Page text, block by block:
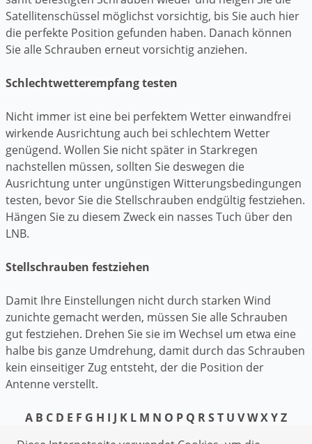
Satellitenschüssel möglichst vorsichtig, bis Sie auch hier
die perfekte Position gefunden haben. Danach können
Sie alle Schrauben erneut vorsichtig anziehen.
Schlechtwetterempfang testen
Nicht immer ist eine bei perfektem Wetter einwandfrei
wirkende Ausrichtung auch bei schlechtem Wetter
genügend. Wollen Sie nicht später in Starkregen
nachstellen müssen, sollten Sie deswegen die
Ausrichtung unter ungünstigen Witterungsbedingungen
testen, bevor Sie die Stellschrauben endgültig festziehen.
Hängen Sie zu diesem Zweck ein nasses Tuch über den
LNB.
Stellschrauben festziehen
Damit Ihre Einstellungen nicht durch starken Wind
zunichte gemacht werden, müssen Sie alle Schrauben
gut festziehen. Drehen Sie sie im Wechsel um etwa eine
halbe bis ganze Umdrehung, damit durch das Schrauben
kein einseitiger Zug entsteht, der die Position der
Antenne verstellt.
A B C D E F G H I J K L M N O P Q RST U VWXYZ
Datenschutzerklärung